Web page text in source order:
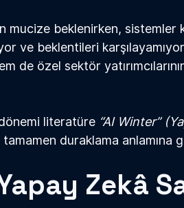
mucize beklenirken, sistemler
ve beklentileri
de özel sektör
literatüre “AI Winter”
duraklama anlamına
Zekâ